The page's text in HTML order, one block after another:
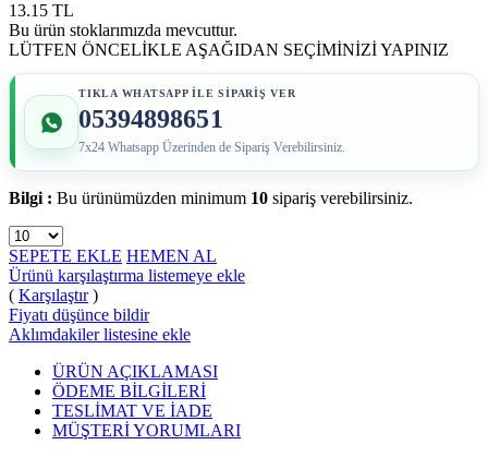
13.15 TL
Bu ürün stoklarımızda mevcuttur.
LÜTFEN ÖNCELİKLE AŞAĞIDAN SEÇİMİNİZİ YAPINIZ
TIKLA WHATSAPP İLE SİPARİŞ VER
05394898651
7x24 Whatsapp Üzerinden de Sipariş Verebilirsiniz.
Bilgi : Bu ürünümüzden minimum 10 sipariş verebilirsiniz.
SEPETE EKLE HEMEN AL
Ürünü karşılaştırma listemeye ekle
( Karşılaştır)
Fiyatı düşünce bildir
Aklımdakiler listesine ekle
ÜRÜN AÇIKLAMASI
ÖDEME BİLGİLERİ
TESLİMAT VE İADE
MÜŞTERİ YORUMLARI